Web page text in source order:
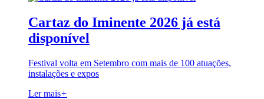
Cartaz do Iminente 2026 já está
disponível
Festival volta em Setembro com mais de 100 atuações,
instalações e expos
Ler mais+